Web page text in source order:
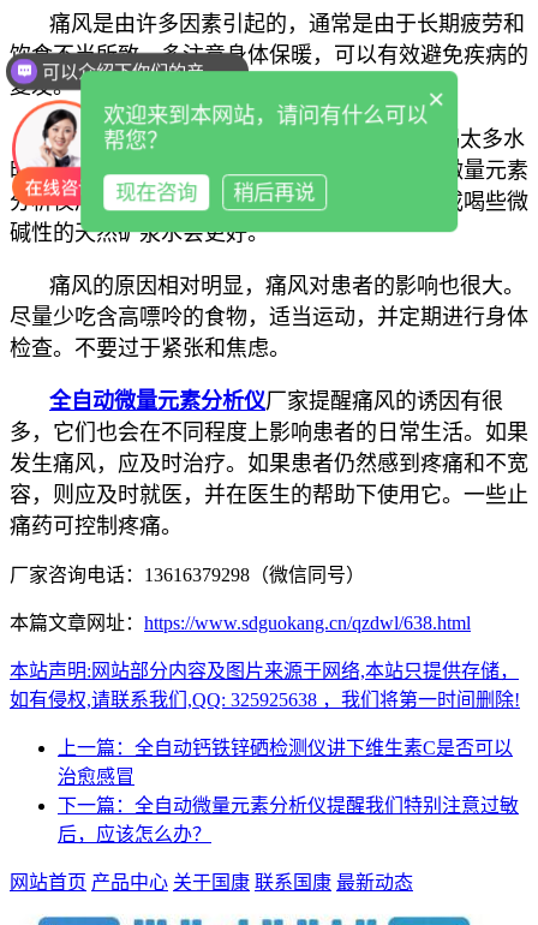
痛风是由许多因素引起的，通常是由于长期疲劳和
饮食不当所致。多注意身体保暖，可以有效避免疾病的
复发。
痛风患者多喝水也是有益的，因为当他们喝太多水
时，体内的尿酸也会与尿液一起排出，
全自动微量元素
分析仪厂家从而可以减轻病情。在家喝白开水或喝些微
碱性的天然矿泉水会更好。
痛风的原因相对明显，痛风对患者的影响也很大。
尽量少吃含高嘌呤的食物，适当运动，并定期进行身体
检查。不要过于紧张和焦虑。
全自动微量元素分析仪厂家提醒痛风的诱因有很
多，它们也会在不同程度上影响患者的日常生活。如果
发生痛风，应及时治疗。如果患者仍然感到疼痛和不宽
容，则应及时就医，并在医生的帮助下使用它。一些止
痛药可控制疼痛。
厂家咨询电话：13616379298（微信同号）
本篇文章网址： https://www.sdguokang.cn/qzdwl/638.html
本站声明:网站部分内容及图片来源于网络,本站只提供存储，
如有侵权,请联系我们,QQ: 325925638 ，我们将第一时间删除!
上一篇：全自动钙铁锌硒检测仪讲下维生素C是否可以
治愈感冒
下一篇：全自动微量元素分析仪提醒我们特别注意过敏
后，应该怎么办？
网站首页 产品中心 关于国康 联系国康 最新动态
可以介绍下你们的产品么
×
欢迎来到本网站，请问有什么可以
帮您？
现在咨询 稍后再说